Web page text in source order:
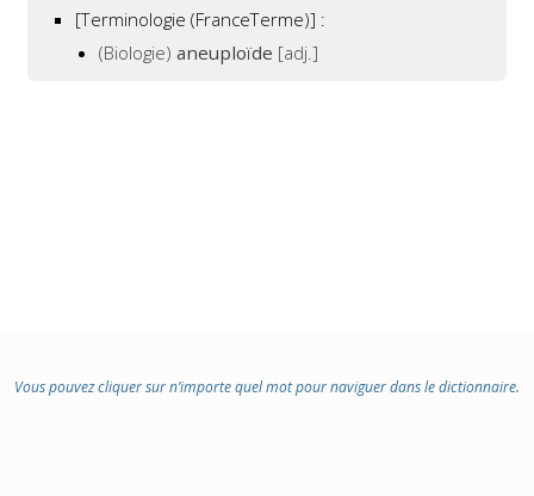
[Terminologie (FranceTerme)] :
(Biologie)aneuploïde [adj.]
Vous pouvez cliquer sur n’importe quel mot pour naviguer dans le dictionnaire.